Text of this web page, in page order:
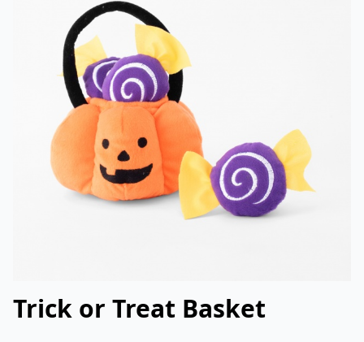
Trick or Treat Basket